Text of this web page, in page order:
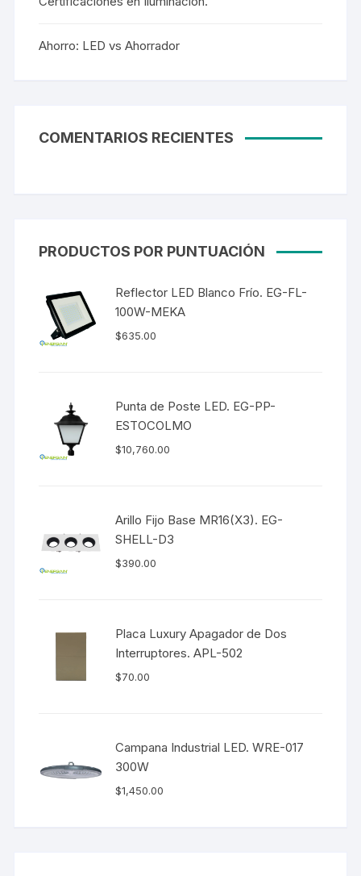
Ahorro: LED vs Ahorrador
COMENTARIOS RECIENTES
PRODUCTOS POR PUNTUACIÓN
Reflector LED Blanco Frío. EG-FL-
100W-MEKA
$635.00
Punta de Poste LED. EG-PP-
ESTOCOLMO
$10,760.00
Arillo Fijo Base MR16(X3). EG-
SHELL-D3
$390.00
Placa Luxury Apagador de Dos
Interruptores. APL-502
$70.00
Campana Industrial LED. WRE-017
300W
$1,450.00